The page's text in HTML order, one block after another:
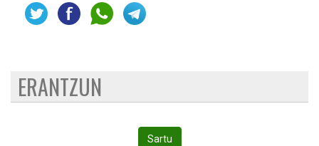
ERANTZUN
Sartu